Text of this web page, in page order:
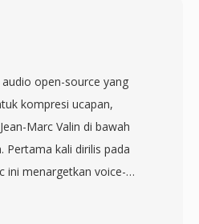
memori terbatas,
bitstream yang
biasanya disediakan
web atau
memungkinkan
audio
telepon sekaligus.
open-source yang
kompresi ucapan,
Marc Valin di bawah
Pertama kali dirilis pada
ini menargetkan voice-
skenario apa pun di